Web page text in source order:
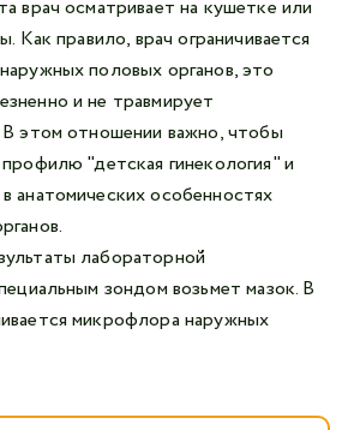
врач осматривает на кушетке или
Как правило, врач ограничивается
половых органов, это
и не травмирует
этом отношении важно, чтобы
"детская гинекология" и
анатомических особенностях
лабораторной
зондом возьмет мазок. В
микрофлора наружных